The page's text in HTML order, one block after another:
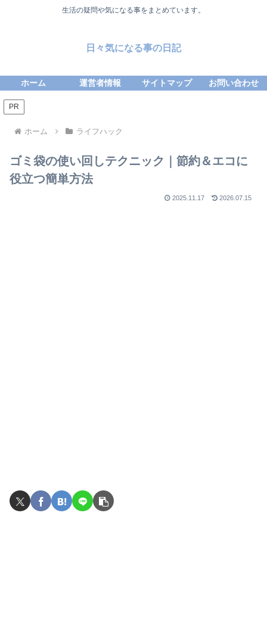
生活の疑問や気になる事をまとめています。
日々気になる事の日記
ホーム 運営者情報 サイトマップ お問い合わせ
PR
ホーム ライフハック
ゴミ袋の使い回しテクニック｜節約＆エコに
役立つ簡単方法
2025.11.17 2026.07.15